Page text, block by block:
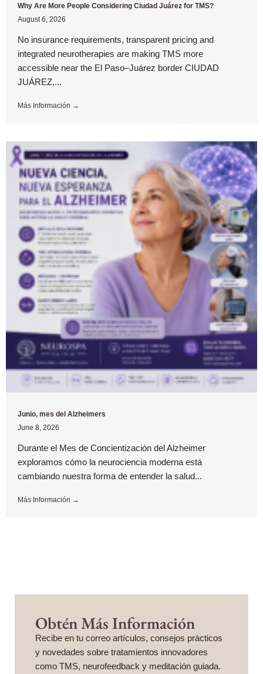
Why Are More People Considering Ciudad Juárez for TMS?
August 6, 2026
No insurance requirements, transparent pricing and
integrated neurotherapies are making TMS more
accessible near the El Paso–Juárez border CIUDAD
JUÁREZ,...
Más Información →
Junio, mes del Alzheimers
June 8, 2026
Durante el Mes de Concientización del Alzheimer
exploramos cómo la neurociencia moderna está
cambiando nuestra forma de entender la salud...
Más Información →
Obtén Más Información
Recibe en tu correo artículos, consejos prácticos
y novedades sobre tratamientos innovadores
como TMS, neurofeedback y meditación guiada.